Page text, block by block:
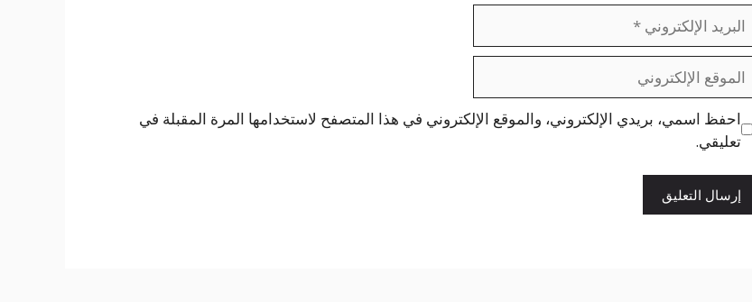
البريد
الإلكتروني
الموقع
الإلكتروني
احفظ اسمي، بريدي الإلكتروني، والموقع الإلكتروني في هذا المتصفح لاستخدامها المرة المقبلة في
تعليقي.